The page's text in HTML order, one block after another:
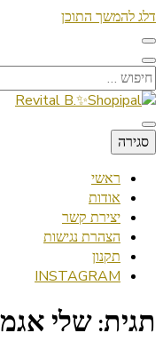
דלג להמשך התוכן
חיפוש:
B.✨Shopipal
✦ Vegan ✦ Travel
סגירה
ראשי
אודות
יצירת קשר
הצהרת נגישות
תקנון
INSTAGRAM
תגית: שלי